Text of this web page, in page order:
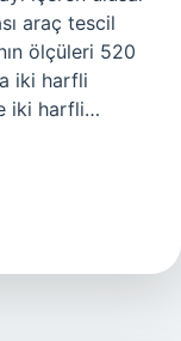
araç tescil
ölçüleri 520
iki harfli
iki harfli…